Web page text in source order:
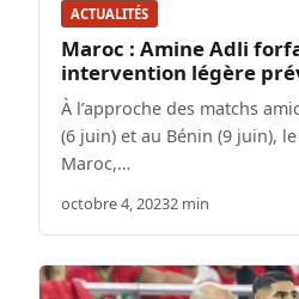
ACTUALITÉS
Maroc : Amine Adli
intervention légère
À l’approche des matchs
(6 juin) et au Bénin (9 juin),
Maroc,…
octobre 4, 20232 min